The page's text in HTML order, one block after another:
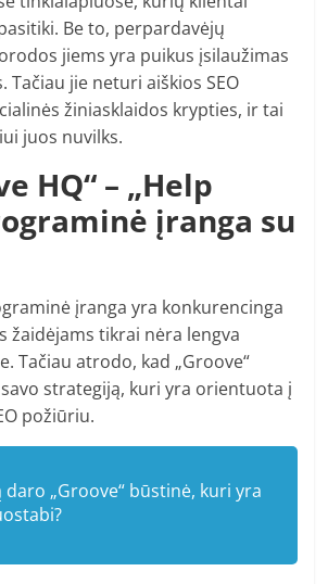
Be to, perpardavėjų
jiems yra puikus įsilaužimas
Tačiau jie neturi aiškios SEO
žiniasklaidos krypties, ir tai
juos nuvilks.
HQ“ – „Help
įranga su
įranga yra konkurencinga
žaidėjams tikrai nėra lengva
Tačiau atrodo, kad „Groove“
strategiją, kuri yra orientuota į
požiūriu.
daro „Groove“ būstinė, kuri yra